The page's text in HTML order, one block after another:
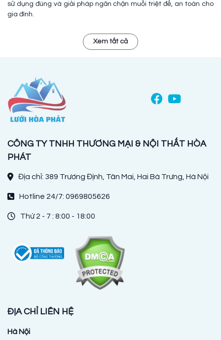
sử dụng đúng và giải pháp ngăn chặn muỗi triệt để, an toàn cho
gia đình.
Xem tất cả
CÔNG TY TNHH THƯƠNG MẠI & NỘI THẤT HÒA
PHÁT
Địa chỉ: 389 Trương Định, Tân Mai, Hai Bà Trưng, Hà Nội
Hotline 24/7: 0969805626
Thứ 2 - 7 : 8:00 - 18:00
ĐỊA CHỈ LIÊN HỆ
Hà Nội